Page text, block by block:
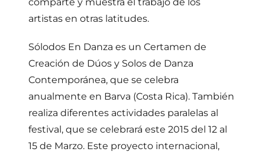
artistas en otras latitudes.
Sólodos En Danza es un Certamen de
Creación de Dúos y Solos de Danza
Contemporánea, que se celebra
anualmente en Barva (Costa Rica). También
realiza diferentes actividades paralelas al
festival, que se celebrará este 2015 del 12 al
15 de Marzo. Este proyecto internacional,